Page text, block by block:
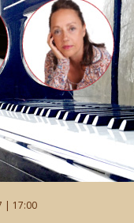
| 17:00